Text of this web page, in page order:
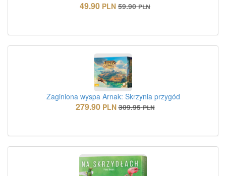
49.90 PLN 59.90 PLN
Zaginiona wyspa Arnak: Skrzynia przygód
279.90 PLN 309.95 PLN